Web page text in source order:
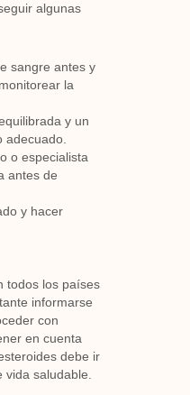
algunas
sangre antes y
la
y un
adecuado.
o especialista
antes de
y hacer
todos los países
informarse
con
en cuenta
debe ir
saludable.